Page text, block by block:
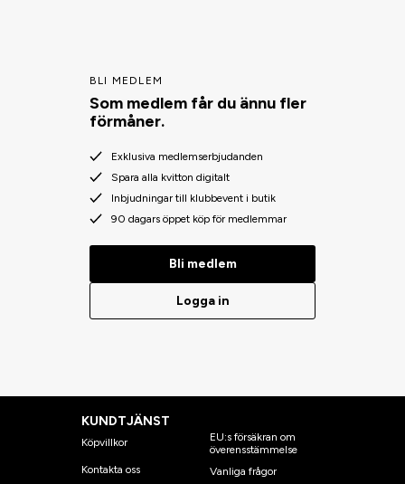
BLI MEDLEM
Som medlem får du ännu fler
förmåner.
Exklusiva medlemserbjudanden
Spara alla kvitton digitalt
Inbjudningar till klubbevent i butik
90 dagars öppet köp för medlemmar
Bli medlem
Logga in
KUNDTJÄNST
Köpvillkor
Kontakta oss
EU:s försäkran om
överensstämmelse
Vanliga frågor